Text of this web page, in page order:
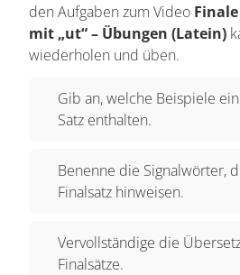
den Aufgaben zum Video
mit „ut“ – Übungen (Latein)
wiederholen und üben.
Gib an, welche Beispiele
Satz enthalten.
Benenne die Signalwörter,
Finalsatz hinweisen.
Vervollständige die
Finalsätze.